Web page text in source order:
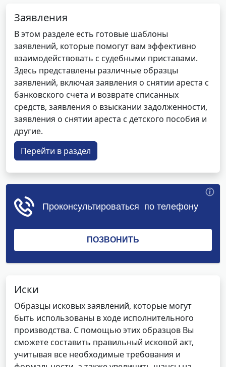
Заявления
В этом разделе есть готовые шаблоны
заявлений, которые помогут вам эффективно
взаимодействовать с судебными приставами.
Здесь представлены различные образцы
заявлений, включая заявления о снятии ареста с
банковского счета и возврате списанных
средств, заявления о взыскании задолженности,
заявления о снятии ареста с детского пособия и
другие.
Перейти в раздел
Иски
Образцы исковых заявлений, которые могут
быть использованы в ходе исполнительного
производства. С помощью этих образцов Вы
сможете составить правильный исковой акт,
учитывая все необходимые требования и